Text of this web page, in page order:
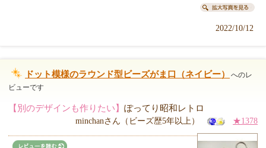
2022/10/12
ドット模様のラウンド型ビーズがま口（ネイビー）
へのレ
ビューです
【別のデザインも作りたい】 ぽってり昭和レトロ
minchanさん（ビーズ歴5年以上） ★1378